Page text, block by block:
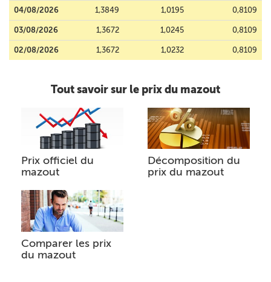
04/08/2026 1,3849 1,0195 0,8109
03/08/2026 1,3672 1,0245 0,8109
02/08/2026 1,3672 1,0232 0,8109
Tout savoir sur le prix du mazout
Prix officiel du
mazout
Décomposition du
prix du mazout
Comparer les prix
du mazout